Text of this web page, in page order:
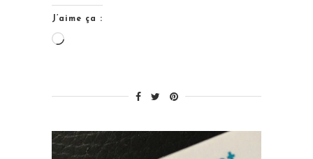
J’aime ça :
Chargement…